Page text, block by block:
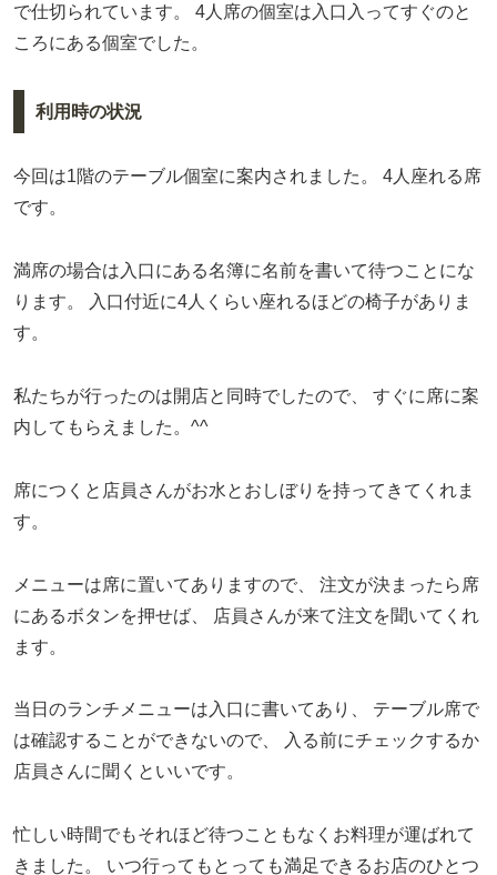
で仕切られています。
4人席の個室は入口入ってすぐのと
ころにある個室でした。
利用時の状況
今回は1階のテーブル個室に案内されました。
4人座れる席
です。
満席の場合は入口にある名簿に名前を書いて待つことにな
ります。
入口付近に4人くらい座れるほどの椅子がありま
す。
私たちが行ったのは開店と同時でしたので、
すぐに席に案
内してもらえました。^^
席につくと店員さんがお水とおしぼりを持ってきてくれま
す。
メニューは席に置いてありますので、
注文が決まったら席
にあるボタンを押せば、
店員さんが来て注文を聞いてくれ
ます。
当日のランチメニューは入口に書いてあり、
テーブル席で
は確認することができないので、
入る前にチェックするか
店員さんに聞くといいです。
忙しい時間でもそれほど待つこともなくお料理が運ばれて
きました。
いつ行ってもとっても満足できるお店のひとつ